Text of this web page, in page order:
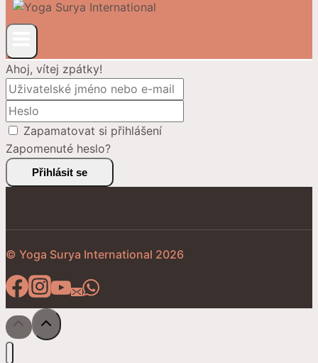
Ahoj, vítej zpátky!
Zapamatovat si přihlášení
Zapomenuté heslo?
Přihlásit se
© Yoga Surya International 2026